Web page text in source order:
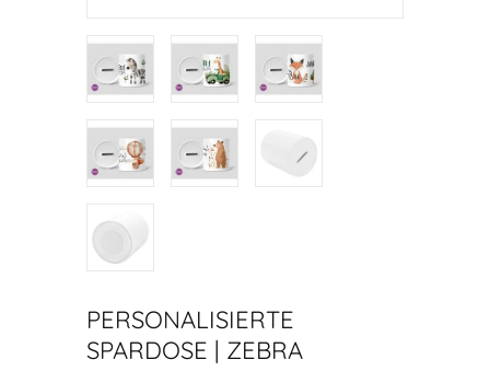
PERSONALISIERTE
SPARDOSE | ZEBRA